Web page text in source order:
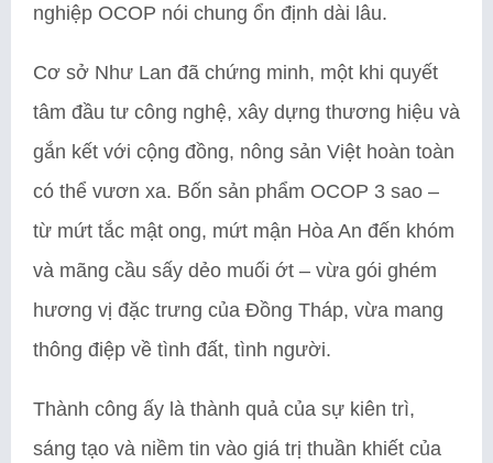
nghiệp OCOP nói chung ổn định dài lâu.
Cơ sở Như Lan đã chứng minh, một khi quyết
tâm đầu tư công nghệ, xây dựng thương hiệu và
gắn kết với cộng đồng, nông sản Việt hoàn toàn
có thể vươn xa. Bốn sản phẩm OCOP 3 sao –
từ mứt tắc mật ong, mứt mận Hòa An đến khóm
và mãng cầu sấy dẻo muối ớt – vừa gói ghém
hương vị đặc trưng của Đồng Tháp, vừa mang
thông điệp về tình đất, tình người.
Thành công ấy là thành quả của sự kiên trì,
sáng tạo và niềm tin vào giá trị thuần khiết của